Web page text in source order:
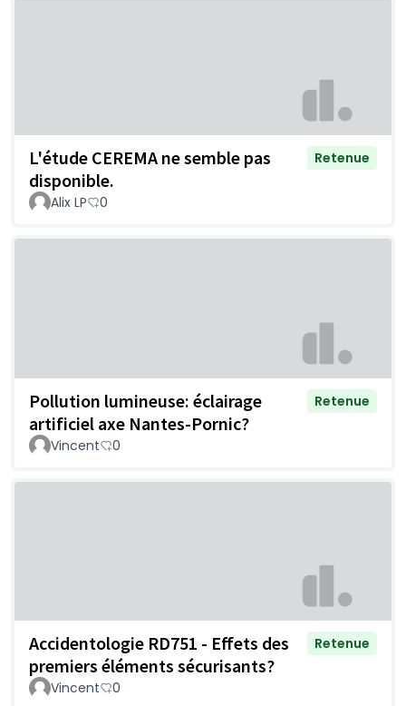
L'étude CEREMA ne semble pas
disponible.
Retenue
Alix LP 0
Pollution lumineuse: éclairage
artificiel axe Nantes-Pornic?
Retenue
Vincent 0
Accidentologie RD751 - Effets des
premiers éléments sécurisants?
Retenue
Vincent 0